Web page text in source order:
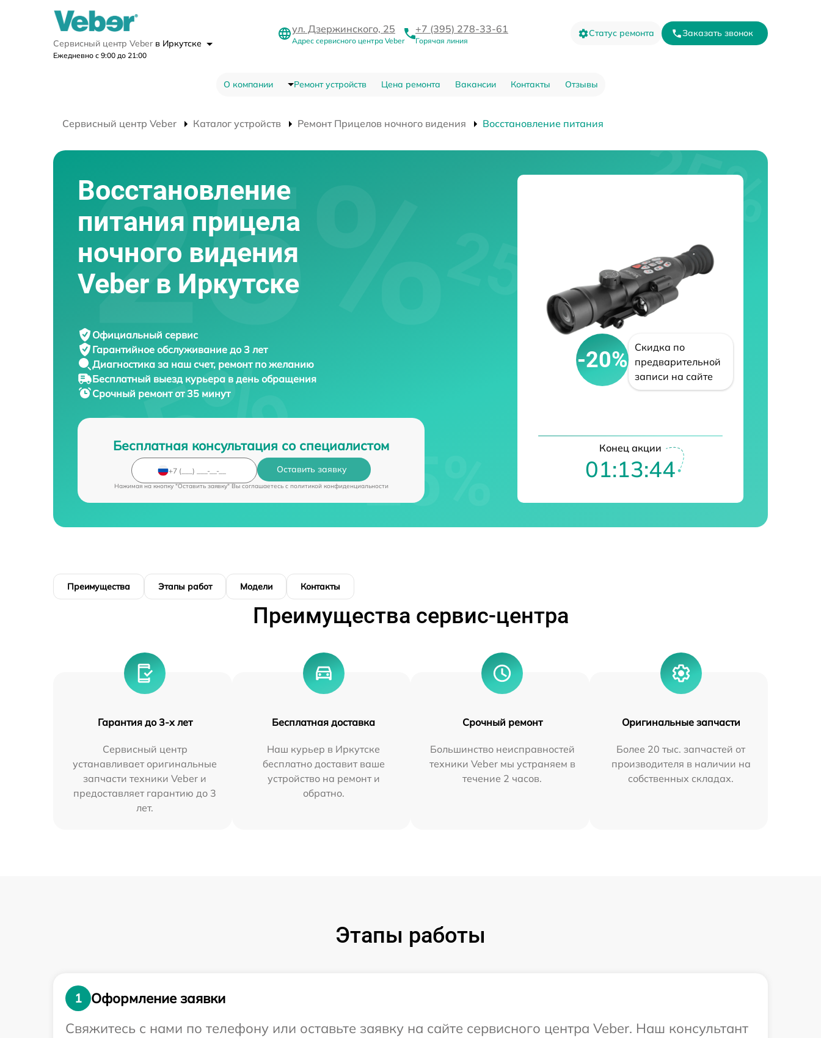
Сервисный центр Veber в Иркутске
Ежедневно с 9:00 до 21:00
ул. Дзержинского, 25
Адрес сервисного центра Veber
+7 (395) 278-33-61
Горячая линия
Статус ремонта Заказать звонок
О компании Ремонт устройств Цена ремонта Вакансии Контакты Отзывы
Сервисный центр Veber Каталог устройств Ремонт Прицелов ночного видения Восстановление питания
Восстановление
питания прицела
ночного видения
Veber в Иркутске
Официальный сервис
Гарантийное обслуживание до 3 лет
Диагностика за наш счет, ремонт по желанию
Бесплатный выезд курьера в день обращения
Срочный ремонтот 35 минут
Бесплатная консультация со специалистом
Оставить заявку
Нажимая на кнопку "Оставить заявку" Вы соглашаетесь c политикой конфиденциальности
-20%
Скидка по
предварительной
записи на сайте
Конец акции
01:13:43
Преимущества Этапы работ Модели Контакты
Преимущества сервис-центра
Гарантия до 3-х лет
Сервисный центр
устанавливает оригинальные
запчасти техники Veber и
предоставляет гарантию до 3
лет.
Бесплатная доставка
Наш курьер в Иркутске
бесплатно доставит ваше
устройство на ремонт и
обратно.
Срочный ремонт
Большинство неисправностей
техники Veber мы устраняем в
течение 2 часов.
Оригинальные запчасти
Более 20 тыс. запчастей от
производителя в наличии на
собственных складах.
Этапы работы
1
Оформление заявки
Свяжитесь с нами по телефону или оставьте заявку на сайте сервисного центра Veber. Наш консультант